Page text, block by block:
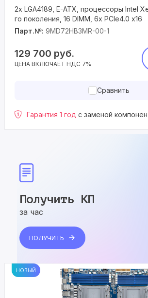
2x LGA4189, E-ATX, процессоры Intel
го поколения, 16 DIMM, 6x PCIe4.0 x16
Парт.№: 9MD72HB3MR-00-1
129 700 руб.
ЦЕНА ВКЛЮЧАЕТ НДС 7%
Сравнить
Гарантия 1 год с заменой
Получить КП
за час
ПОЛУЧИТЬ
НОВЫЙ